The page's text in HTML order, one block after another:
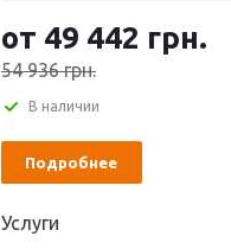
от 49 442 грн.
54 936 грн.
В наличии
Подробнее
Услуги